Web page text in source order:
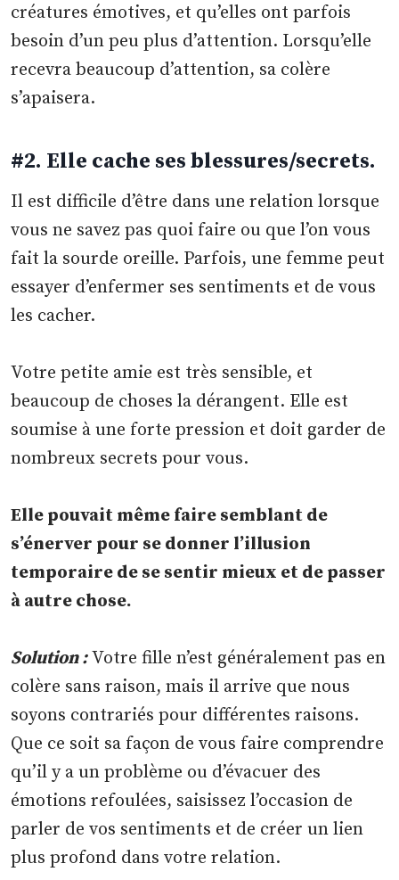
créatures émotives, et qu’elles ont parfois
besoin d’un peu plus d’attention. Lorsqu’elle
recevra beaucoup d’attention, sa colère
s’apaisera.
#2. Elle cache ses blessures/secrets.
Il est difficile d’être dans une relation lorsque
vous ne savez pas quoi faire ou que l’on vous
fait la sourde oreille. Parfois, une femme peut
essayer d’enfermer ses sentiments et de vous
les cacher.
Votre petite amie est très sensible, et
beaucoup de choses la dérangent. Elle est
soumise à une forte pression et doit garder de
nombreux secrets pour vous.
Elle pouvait même faire semblant de
s’énerver pour se donner l’illusion
temporaire de se sentir mieux et de passer
à autre chose.
Solution : Votre fille n’est généralement pas en
colère sans raison, mais il arrive que nous
soyons contrariés pour différentes raisons.
Que ce soit sa façon de vous faire comprendre
qu’il y a un problème ou d’évacuer des
émotions refoulées, saisissez l’occasion de
parler de vos sentiments et de créer un lien
plus profond dans votre relation.